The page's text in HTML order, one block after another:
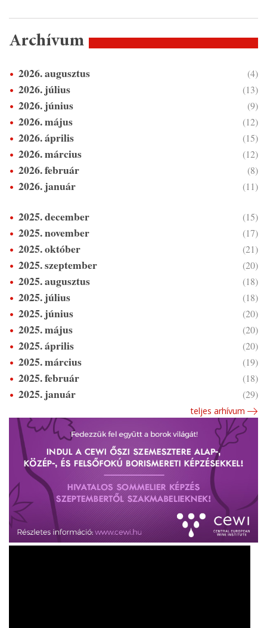
Archívum
2026. augusztus (4)
2026. július (13)
2026. június (9)
2026. május (12)
2026. április (15)
2026. március (12)
2026. február (8)
2026. január (11)
2025. december (15)
2025. november (17)
2025. október (21)
2025. szeptember (20)
2025. augusztus (18)
2025. július (18)
2025. június (20)
2025. május (20)
2025. április (20)
2025. március (19)
2025. február (18)
2025. január (29)
teljes arhívum